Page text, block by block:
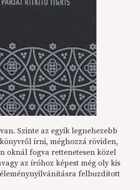
Szinte az egyik legnehezebb
írni, méghozzá röviden,
oknál fogva rettenetesen közel
az íróhoz képest még oly kis
felbuzdított